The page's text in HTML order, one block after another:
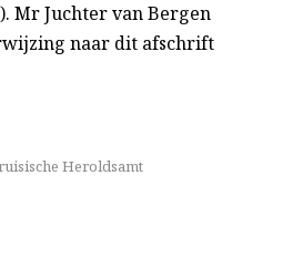
Mr Juchter van Bergen
naar dit afschrift
Heroldsamt